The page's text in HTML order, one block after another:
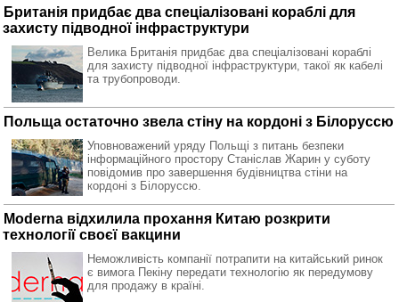
Британія придбає два спеціалізовані кораблі для
захисту підводної інфраструктури
Велика Британія придбає два спеціалізовані кораблі
для захисту підводної інфраструктури, такої як кабелі
та трубопроводи.
Польща остаточно звела стіну на кордоні з Білоруссю
Уповноважений уряду Польщі з питань безпеки
інформаційного простору Станіслав Жарин у суботу
повідомив про завершення будівництва стіни на
кордоні з Білоруссю.
Moderna відхилила прохання Китаю розкрити
технології своєї вакцини
Неможливість компанії потрапити на китайський ринок
є вимога Пекіну передати технологію як передумову
для продажу в країні.